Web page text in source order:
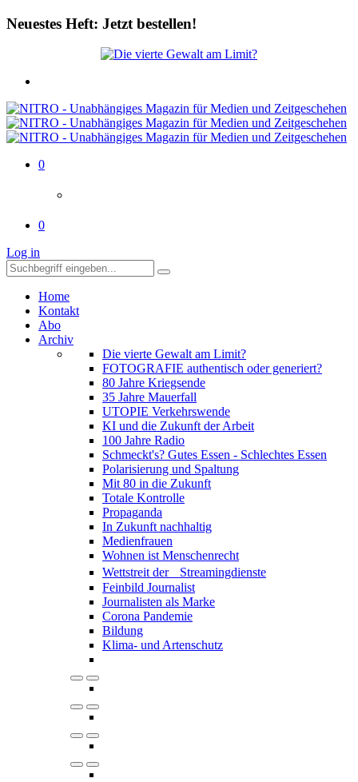
Neuestes Heft: Jetzt bestellen!
0
0
Log in
Home
Kontakt
Abo
Archiv
Die vierte Gewalt am Limit?
FOTOGRAFIE authentisch oder generiert?
80 Jahre Kriegsende
35 Jahre Mauerfall
UTOPIE Verkehrswende
KI und die Zukunft der Arbeit
100 Jahre Radio
Schmeckt's? Gutes Essen - Schlechtes Essen
Polarisierung und Spaltung
Mit 80 in die Zukunft
Totale Kontrolle
Propaganda
In Zukunft nachhaltig
Medienfrauen
Wohnen ist Menschenrecht
Wettstreit der Streamingdienste
Feinbild Journalist
Journalisten als Marke
Corona Pandemie
Bildung
Klima- und Artenschutz